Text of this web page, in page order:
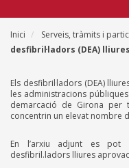
Fil
Inici Serveis, tràmits i
desfibril·ladors (DEA) lliures
Els desfibril·ladors (DEA)
les administracions
demarcació de Girona per
concentrin un elevat nombre
En l’arxiu adjunt es pot
desfibril.ladors lliures